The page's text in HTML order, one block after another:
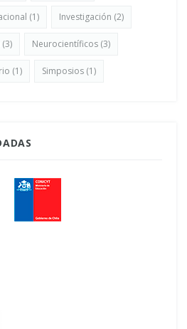
(1) Investigación (2)
(3) Neurocientíficos (3)
(1) Simposios (1)